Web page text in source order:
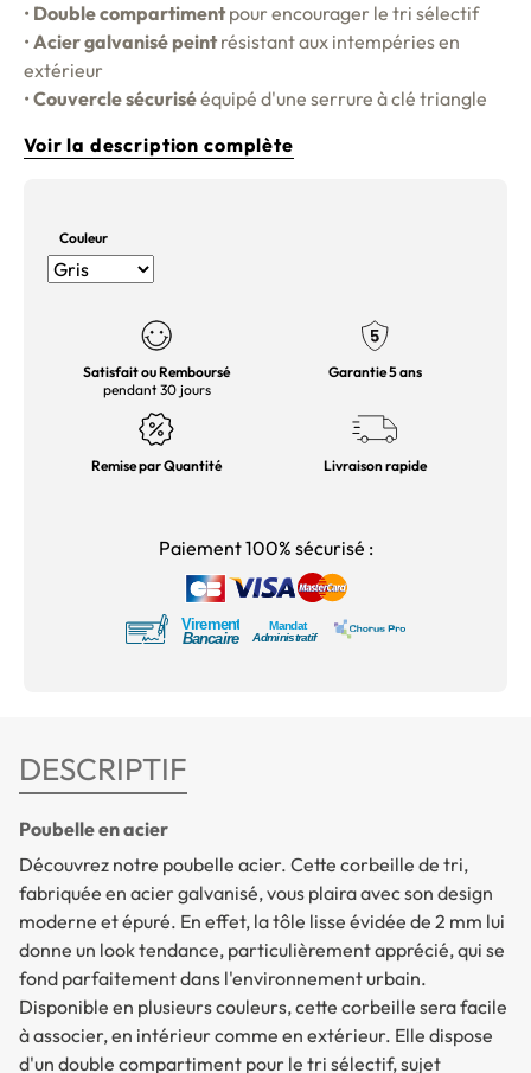
• Double compartimentpour encourager le tri sélectif
• Acier galvanisé peintrésistant aux intempéries en
extérieur
• Couvercle sécurisééquipé d'une serrure à clé triangle
Voir la description complète
Couleur
Satisfait ou Remboursé
pendant 30 jours
Garantie 5 ans
Remise par Quantité Livraison rapide
Paiement 100% sécurisé :
DESCRIPTIF
Poubelle en acier
Découvrez notre poubelle acier. Cette corbeille de tri,
fabriquée en acier galvanisé, vous plaira avec son design
moderne et épuré. En effet, la tôle lisse évidée de 2 mm lui
donne un look tendance, particulièrement apprécié, qui se
fond parfaitement dans l'environnement urbain.
Disponible en plusieurs couleurs, cette corbeille sera facile
à associer, en intérieur comme en extérieur. Elle dispose
d'un double compartiment pour le tri sélectif, sujet